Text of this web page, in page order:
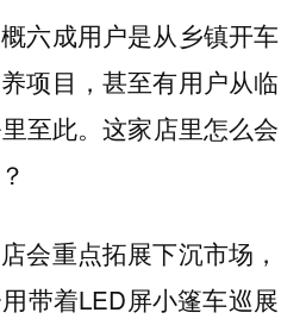
六成用户是从乡镇开车
项目，甚至有用户从临
至此。这家店里怎么会
会重点拓展下沉市场，
带着LED屏小篷车巡展